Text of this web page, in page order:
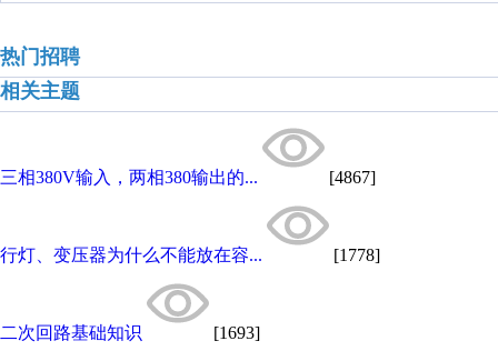
热门招聘
相关主题
三相380V输入，两相380输出的... [4867]
行灯、变压器为什么不能放在容... [1778]
二次回路基础知识 [1693]